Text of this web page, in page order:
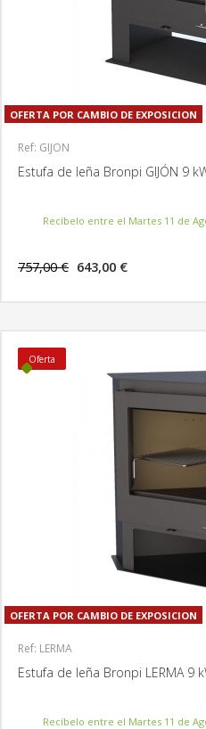
OFERTA POR CAMBIO DE EXPOSICION
Ref: GIJON
Estufa de leña Bronpi GIJÓN 9
Recíbelo entre el Martes 11 de
757,00 € 643,00 €
Oferta
OFERTA POR CAMBIO DE EXPOSICION
Ref: LERMA
Estufa de leña Bronpi LERMA 9
Recíbelo entre el Martes 11 de